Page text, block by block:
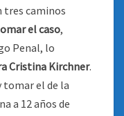
tres caminos
el caso,
Penal, lo
Cristina Kirchner.
tomar el de la
a 12 años de